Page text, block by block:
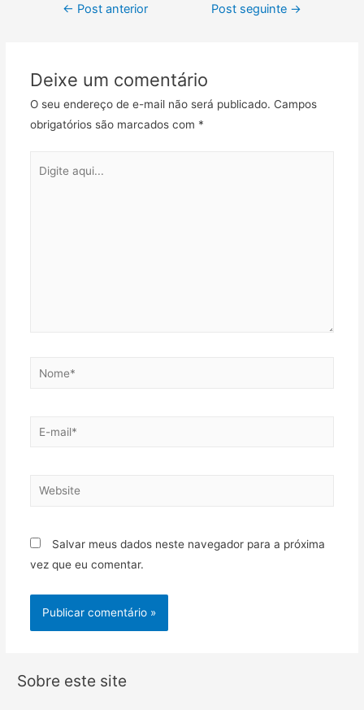
← Post anterior Post seguinte →
Deixe um comentário
O seu endereço de e-mail não será publicado. Campos
obrigatórios são marcados com *
Salvar meus dados neste navegador para a próxima
vez que eu comentar.
Sobre este site